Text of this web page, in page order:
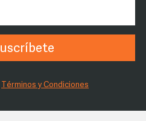
Términos y Condiciones